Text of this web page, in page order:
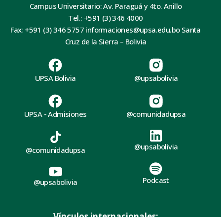
Campus Universitario: Av. Paraguá y 4to. Anillo
Tel.: +591 (3) 346 4000
Fax: +591 (3) 346 5757 informaciones@upsa.edu.bo Santa
Cruz de la Sierra – Bolivia
UPSA Bolivia
UPSA - Admisiones
@upsabolivia
@comunidadupsa
@comunidadupsa
@upsabolivia
@upsabolivia
Podcast